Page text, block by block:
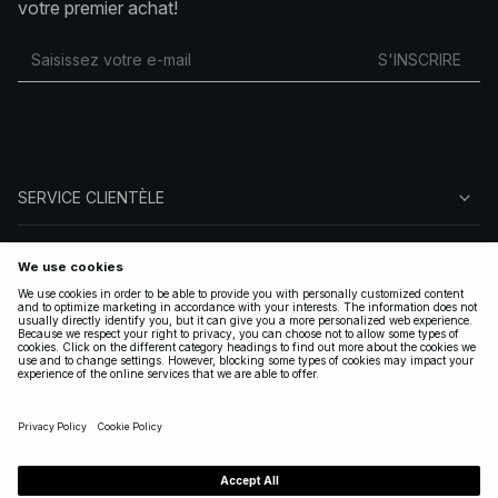
votre premier achat!
S'INSCRIRE
SERVICE CLIENTÈLE
SUIVEZ-NOUS
LÉGAL